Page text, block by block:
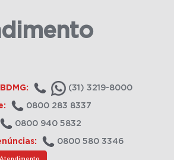
(31) 3219-8000
0800 283 8337
0800 940 5832
0800 580 3346
Atendimento